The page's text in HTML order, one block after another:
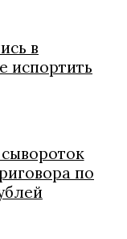
в
испортить
по